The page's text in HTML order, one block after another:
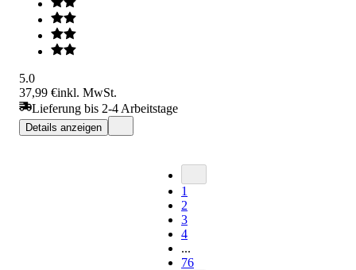
5.0
37,99 €inkl. MwSt.
Lieferung bis 2-4 Arbeitstage
Details anzeigen
1
2
3
4
...
76